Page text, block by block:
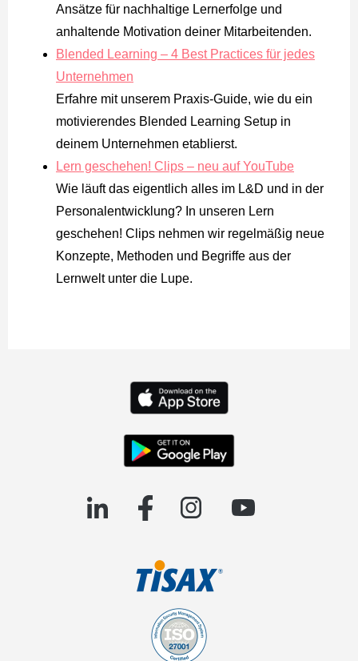
Ansätze für nachhaltige Lernerfolge und
anhaltende Motivation deiner Mitarbeitenden.
Blended Learning – 4 Best Practices für jedes
Unternehmen
Erfahre mit unserem Praxis-Guide, wie du ein
motivierendes Blended Learning Setup in
deinem Unternehmen etablierst.
Lern geschehen! Clips – neu auf YouTube
Wie läuft das eigentlich alles im L&D und in der
Personalentwicklung? In unseren Lern
geschehen! Clips nehmen wir regelmäßig neue
Konzepte, Methoden und Begriffe aus der
Lernwelt unter die Lupe.